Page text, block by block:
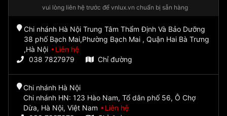
vui lòng liên hệ trước để vnlux.vn chuẩn bị sẵn hàng
Chi nhánh Hà Nội Trung Tâm Thẩm Định Và Bảo Dưỡng
38 phố Bạch Mai,Phường Bạch Mai , Quận Hai Bà Trưng
,Hà Nội
Liên hệ
038 7827979
Chỉ đường
Chi nhánh Hà Nội
Chi nhánh HN: 123 Hào Nam, Tổ dân phố 56, Ô Chợ
Dừa, Hà Nội, Việt Nam
Liên hệ